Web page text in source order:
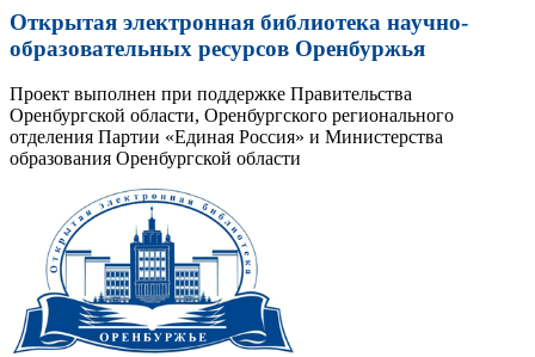
Открытая электронная библиотека научно-
образовательных ресурсов Оренбуржья
Проект выполнен при поддержке Правительства
Оренбургской области, Оренбургского регионального
отделения Партии «Единая Россия» и Министерства
образования Оренбургской области